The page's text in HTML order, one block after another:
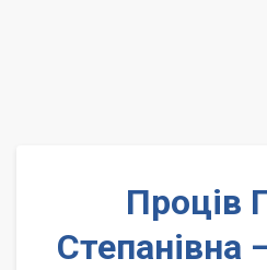
Проців
Степанівна